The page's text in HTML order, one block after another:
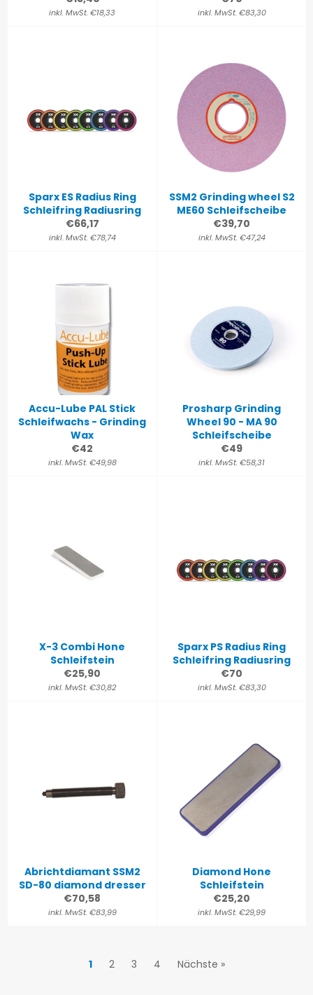
Preis
inkl. MwSt. €18,33
Preis
inkl. MwSt. €83,30
Sparx ES Radius Ring
Schleifring Radiusring
Normaler
Preis
€66,17
inkl. MwSt. €78,74
SSM2 Grinding wheel S2
ME60 Schleifscheibe
Normaler
Preis
€39,70
inkl. MwSt. €47,24
Accu-Lube PAL Stick
Schleifwachs - Grinding
Wax
Normaler
Preis
€42
inkl. MwSt. €49,98
Prosharp Grinding
Wheel 90 - MA 90
Schleifscheibe
Normaler
Preis
€49
inkl. MwSt. €58,31
X-3 Combi Hone
Schleifstein
Normaler
Preis
€25,90
inkl. MwSt. €30,82
Sparx PS Radius Ring
Schleifring Radiusring
Normaler
Preis
€70
inkl. MwSt. €83,30
Abrichtdiamant SSM2
SD-80 diamond dresser
Normaler
Preis
€70,58
inkl. MwSt. €83,99
Diamond Hone
Schleifstein
Normaler
Preis
€25,20
inkl. MwSt. €29,99
1 2 3 4 Nächste »